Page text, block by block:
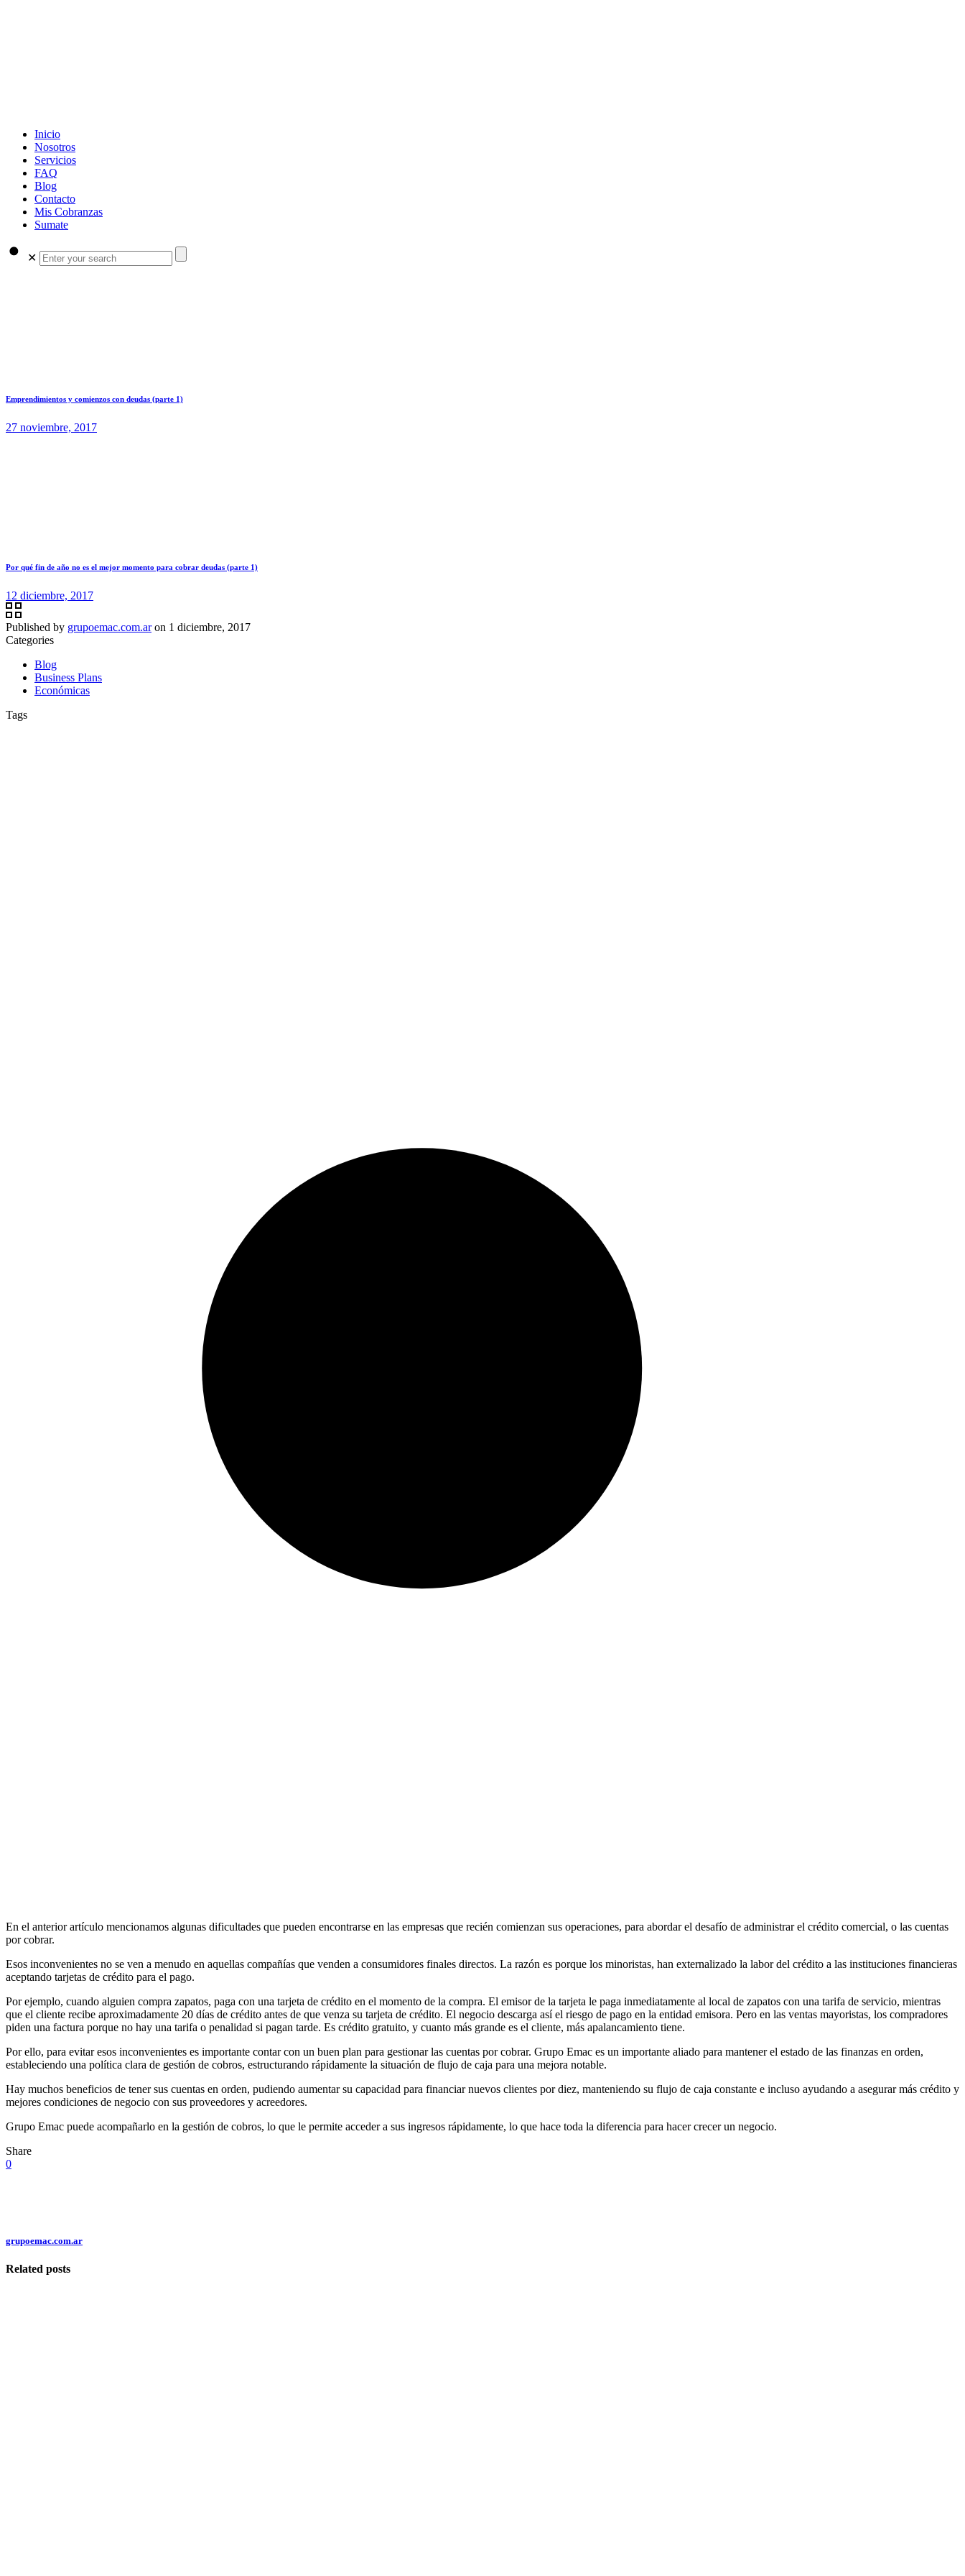
Inicio
Nosotros
Servicios
FAQ
Blog
Contacto
Mis Cobranzas
Sumate
✕
Emprendimientos y comienzos con deudas (parte 1)
27 noviembre, 2017
Por qué fin de año no es el mejor momento para cobrar deudas (parte 1)
12 diciembre, 2017
Published by grupoemac.com.ar on 1 diciembre, 2017
Categories
Blog
Business Plans
Económicas
Tags
En el anterior artículo mencionamos algunas dificultades que pueden encontrarse en las empresas que recién comienzan sus operaciones, para abordar el desafío de administrar el crédito comercial, o las cuentas
por cobrar.
Esos inconvenientes no se ven a menudo en aquellas compañías que venden a consumidores finales directos. La razón es porque los minoristas, han externalizado la labor del crédito a las instituciones financieras
aceptando tarjetas de crédito para el pago.
Por ejemplo, cuando alguien compra zapatos, paga con una tarjeta de crédito en el momento de la compra. El emisor de la tarjeta le paga inmediatamente al local de zapatos con una tarifa de servicio, mientras
que el cliente recibe aproximadamente 20 días de crédito antes de que venza su tarjeta de crédito. El negocio descarga así el riesgo de pago en la entidad emisora. Pero en las ventas mayoristas, los compradores
piden una factura porque no hay una tarifa o penalidad si pagan tarde. Es crédito gratuito, y cuanto más grande es el cliente, más apalancamiento tiene.
Por ello, para evitar esos inconvenientes es importante contar con un buen plan para gestionar las cuentas por cobrar. Grupo Emac es un importante aliado para mantener el estado de las finanzas en orden,
estableciendo una política clara de gestión de cobros, estructurando rápidamente la situación de flujo de caja para una mejora notable.
Hay muchos beneficios de tener sus cuentas en orden, pudiendo aumentar su capacidad para financiar nuevos clientes por diez, manteniendo su flujo de caja constante e incluso ayudando a asegurar más crédito y
mejores condiciones de negocio con sus proveedores y acreedores.
Grupo Emac puede acompañarlo en la gestión de cobros, lo que le permite acceder a sus ingresos rápidamente, lo que hace toda la diferencia para hacer crecer un negocio.
Share
0
grupoemac.com.ar
Related posts